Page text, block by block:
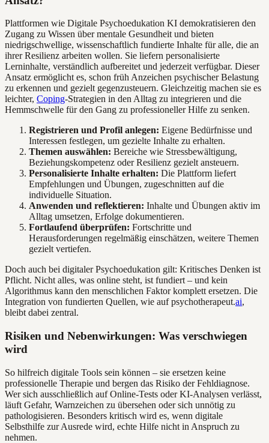
Plattformen wie Digitale Psychoedukation KI demokratisieren den
Zugang zu Wissen über mentale Gesundheit und bieten
niedrigschwellige, wissenschaftlich fundierte Inhalte für alle, die an
ihrer Resilienz arbeiten wollen. Sie liefern personalisierte
Lerninhalte, verständlich aufbereitet und jederzeit verfügbar. Dieser
Ansatz ermöglicht es, schon früh Anzeichen psychischer Belastung
zu erkennen und gezielt gegenzusteuern. Gleichzeitig machen sie es
leichter, Coping-Strategien in den Alltag zu integrieren und die
Hemmschwelle für den Gang zu professioneller Hilfe zu senken.
Registrieren und Profil anlegen: Eigene Bedürfnisse und
Interessen festlegen, um gezielte Inhalte zu erhalten.
Themen auswählen: Bereiche wie Stressbewältigung,
Beziehungskompetenz oder Resilienz gezielt ansteuern.
Personalisierte Inhalte erhalten: Die Plattform liefert
Empfehlungen und Übungen, zugeschnitten auf die
individuelle Situation.
Anwenden und reflektieren: Inhalte und Übungen aktiv im
Alltag umsetzen, Erfolge dokumentieren.
Fortlaufend überprüfen: Fortschritte und
Herausforderungen regelmäßig einschätzen, weitere Themen
gezielt vertiefen.
Doch auch bei digitaler Psychoedukation gilt: Kritisches Denken ist
Pflicht. Nicht alles, was online steht, ist fundiert – und kein
Algorithmus kann den menschlichen Faktor komplett ersetzen. Die
Integration von fundierten Quellen, wie auf psychotherapeut.ai,
bleibt dabei zentral.
Risiken und Nebenwirkungen: Was verschwiegen
wird
So hilfreich digitale Tools sein können – sie ersetzen keine
professionelle Therapie und bergen das Risiko der Fehldiagnose.
Wer sich ausschließlich auf Online-Tests oder KI-Analysen verlässt,
läuft Gefahr, Warnzeichen zu übersehen oder sich unnötig zu
pathologisieren. Besonders kritisch wird es, wenn digitale
Selbsthilfe zur Ausrede wird, echte Hilfe nicht in Anspruch zu
nehmen.